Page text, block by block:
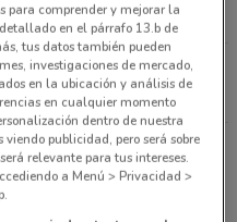
tiendas El gran tlapalero
ciudad a tu
para comprender y mejorar la
en el párrafo 13.b de
tus datos también pueden
investigaciones de mercado,
en la ubicación y análisis de
en cualquier momento
dentro de nuestra
viendo publicidad, pero será sobre
relevante para tus intereses.
a Menú > Privacidad >